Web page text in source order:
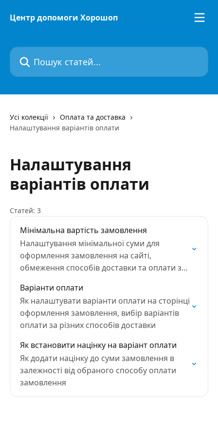
Центр допомоги Хорошоп
Пошук статей...
Усі колекції
Оплата та доставка
Налаштування варіантів оплати
Налаштування
варіантів оплати
Статей: 3
Мінімальна вартість замовлення
Налаштування мінімальної суми для
оформлення замовлення на сайті,
обмеження способів доставки та оплати за
Варіанти оплати
Як налаштувати варіанти оплати на сторінці
оформлення замовлення, вибір варіантів
оплати за різних способів доставки
Як встановити націнку на варіант оплати
Як додати націнку до суми замовлення в
залежності від обраного способу оплати
замовлення